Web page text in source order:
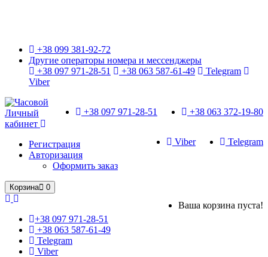
+38 099 381-92-72
Другие операторы номера и мессенджеры
+38 097 971-28-51
+38 063 587-61-49
Telegram
Viber
+38 063 372-19-80
+38 097 971-28-51
Telegram
Viber
Личный
кабинет
Регистрация
Авторизация
Оформить заказ
Корзина 0
Ваша корзина пуста!
+38 097 971-28-51
+38 063 587-61-49
Telegram
Viber